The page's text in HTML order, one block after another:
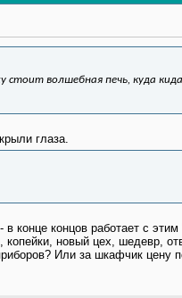
стоит волшебная печь, куда
глаза.
конце концов работает с
новый цех, шедевр,
Или за шкафчик цену